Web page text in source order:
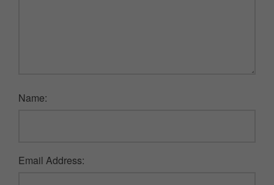
Name:
Email Address: